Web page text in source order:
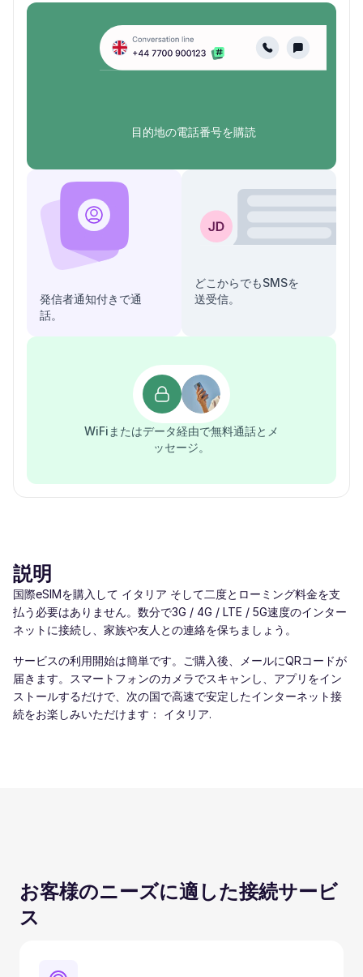
目的地の電話番号を購読
発信者通知付きで通
話。
どこからでもSMSを
送受信。
WiFiまたはデータ経由で無料通話とメ
ッセージ。
説明
国際eSIMを購入して イタリア そして二度とローミング料金を支
払う必要はありません。数分で3G / 4G / LTE / 5G速度のインター
ネットに接続し、家族や友人との連絡を保ちましょう。
サービスの利用開始は簡単です。ご購入後、メールにQRコードが
届きます。スマートフォンのカメラでスキャンし、アプリをイン
ストールするだけで、次の国で高速で安定したインターネット接
続をお楽しみいただけます： イタリア.
お客様のニーズに適した接続サービ
ス